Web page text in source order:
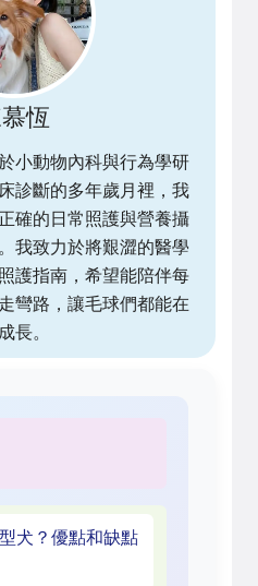
恆
小動物內科與行為學研
診斷的多年歲月裡，我
確的日常照護與營養攝
我致力於將艱澀的醫學
護指南，希望能陪伴每
彎路，讓毛球們都能在
長。
犬？優點和缺點